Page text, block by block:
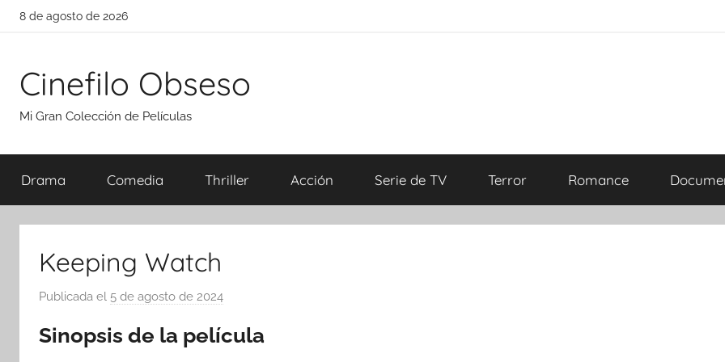
Saltar
8 de agosto de 2026
Cinefilo Obseso
Mi Gran Colección de Películas
Drama Comedia Thriller Acción Serie de TV Terror Romance
Keeping Watch
Publicada el 5 de agosto de 2024
r
Sinopsis de la película